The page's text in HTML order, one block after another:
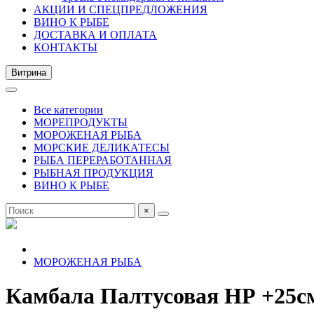
АКЦИИ И СПЕЦПРЕДЛОЖЕНИЯ
ВИНО К РЫБЕ
ДОСТАВКА И ОПЛАТА
КОНТАКТЫ
Витрина
Все категории
МОРЕПРОДУКТЫ
МОРОЖЕНАЯ РЫБА
МОРСКИЕ ДЕЛИКАТЕСЫ
РЫБА ПЕРЕРАБОТАННАЯ
РЫБНАЯ ПРОДУКЦИЯ
ВИНО К РЫБЕ
×
МОРОЖЕНАЯ РЫБА
Камбала Палтусовая НР